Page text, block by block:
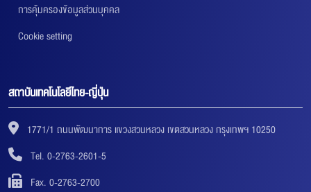
การคุ้มครองข้อมูลส่วนบุคคล
Cookie setting
สถาบันเทคโนโลยีไทย-ญี่ปุ่น
1771/1 ถนนพัฒนาการ แขวงสวนหลวง เขตสวนหลวง กรุงเทพฯ 10250
Tel. 0-2763-2601-5
Fax. 0-2763-2700